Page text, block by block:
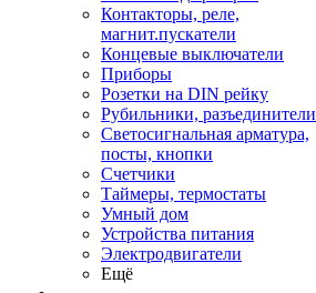
Контакторы, реле,
магнит.пускатели
Концевые выключатели
Приборы
Розетки на DIN рейку
Рубильники, разъединители
Светосигнальная арматура,
посты, кнопки
Счетчики
Таймеры, термостаты
Умный дом
Устройства питания
Электродвигатели
Ещё